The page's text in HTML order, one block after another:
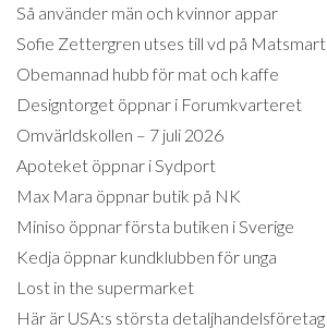
Så använder män och kvinnor appar
Sofie Zettergren utses till vd på Matsmart
Obemannad hubb för mat och kaffe
Designtorget öppnar i Forumkvarteret
Omvärldskollen – 7 juli 2026
Apoteket öppnar i Sydport
Max Mara öppnar butik på NK
Miniso öppnar första butiken i Sverige
Kedja öppnar kundklubben för unga
Lost in the supermarket
Här är USA:s största detaljhandelsföretag